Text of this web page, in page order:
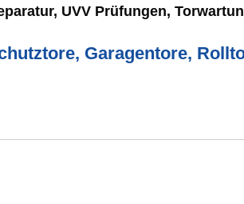
UVV Prüfungen,
Garagentore,